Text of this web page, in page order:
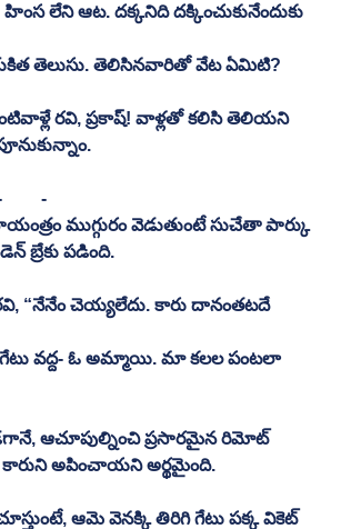
లేని ఆట. దక్కనిది దక్కించుకునేందుకు
తెలుసు. తెలిసినవారితో వేట ఏమిటి?
రవి, ప్రకాష్! వాళ్లతో కలిసి తెలియని
-	-	-	-	-
ముగ్గురం వెడుతుంటే సుచేతా పార్కు
బ్రేకు పడింది.
రవి, “నేనేం చెయ్యలేదు. కారు దానంతటదే
గేటు వద్ద- ఓ అమ్మాయి. మా కలల పంటలా
ఆచూపుల్నించి ప్రసారమైన రిమోట్
అపించాయని అర్థమైంది.
ఆమె వెనక్కి తిరిగి గేటు పక్క వికెట్